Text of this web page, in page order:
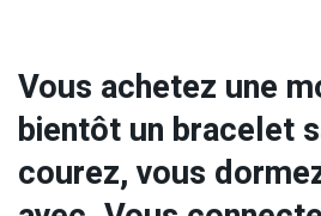
Vous achetez une
bientôt un bracelet
courez, vous